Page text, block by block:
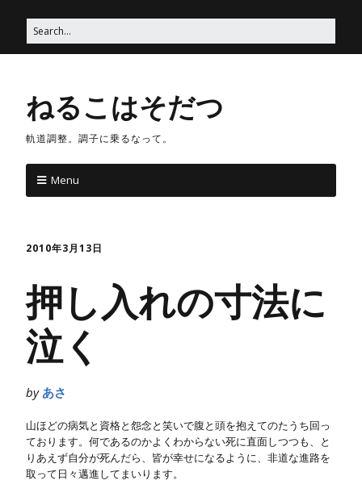
ねるこはそだつ
軌道調整。調子に乗るなって。
Menu
2010年3月13日
押し入れの寸法に
泣く
by あさ
山ほどの病気と資格と怨念と笑いで腹と頭を抱えてのたうち回っ
ております。何であるのかよくわからない死に直面しつつも、と
りあえず自分が死んだら、皆が幸せになるように、非道な進路を
取って日々邁進してまいります。